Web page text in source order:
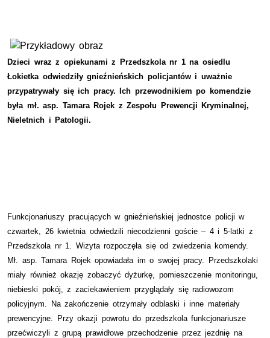
Dzieci wraz z opiekunami z Przedszkola nr 1 na osiedlu
Łokietka odwiedziły gnieźnieńskich policjantów i uważnie
przypatrywały się ich pracy. Ich przewodnikiem po komendzie
była mł. asp. Tamara Rojek z Zespołu Prewencji Kryminalnej,
Nieletnich i Patologii.
Funkcjonariuszy pracujących w gnieźnieńskiej jednostce policji w
czwartek, 26 kwietnia odwiedzili niecodzienni goście – 4 i 5-latki z
Przedszkola nr 1. Wizyta rozpoczęła się od zwiedzenia komendy.
Mł. asp. Tamara Rojek opowiadała im o swojej pracy. Przedszkolaki
miały również okazję zobaczyć dyżurkę, pomieszczenie monitoringu,
niebieski pokój, z zaciekawieniem przyglądały się radiowozom
policyjnym. Na zakończenie otrzymały odblaski i inne materiały
prewencyjne. Przy okazji powrotu do przedszkola funkcjonariusze
przećwiczyli z grupą prawidłowe przechodzenie przez jezdnię na